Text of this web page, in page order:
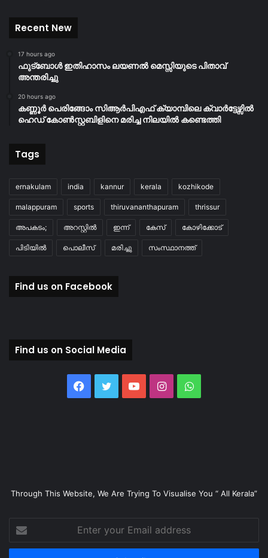
Recent New
17 hours ago
ഫുട്ബോൾ ഇതിഹാസം ലയണൽ മെസ്സിയുടെ പിതാവ്
അന്തരിച്ചു
20 hours ago
കണ്ണൂർ പെരിങ്ങോം സിആർപിഎഫ് ക്യാമ്പിലെ ക്വാർട്ടേഴ്സിൽ
ഹെഡ് കോൺസ്റ്റബിളിനെ മരിച്ച നിലയിൽ കണ്ടെത്തി
Tags
ernakulam india kannur kerala kozhikode
malappuram sports thiruvananthapuram thrissur
അപകടം; അറസ്റ്റിൽ ഇന്ന് കേസ് കോഴിക്കോട്
പിടിയിൽ പൊലീസ് മരിച്ചു സംസ്ഥാനത്ത്
Find us on Facebook
Find us on Social Media
Facebook
TwitterYouTubeInstagramWhatsApp
Through This Website, We Are Trying To Visualise You “ All Kerala”
your
Email